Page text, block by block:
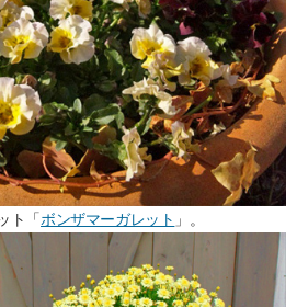
ト「ボンザマーガレット 」。